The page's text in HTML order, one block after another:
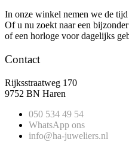
In onze winkel nemen we de
Of u nu zoekt naar een
of een horloge voor dagelijks
Contact
Rijksstraatweg 170
9752 BN Haren
050 534 49 54
WhatsApp ons
info@ha-juweliers.nl